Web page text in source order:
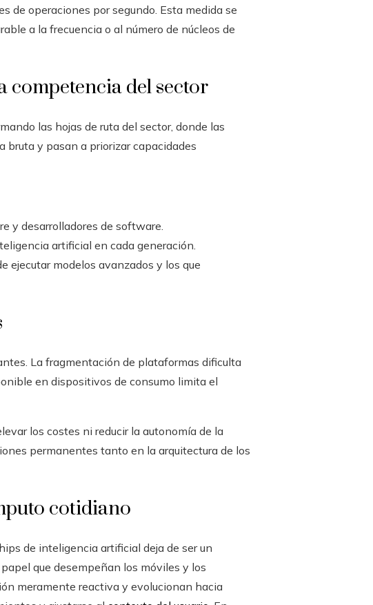
de operaciones por segundo. Esta medida se
a la frecuencia o al número de núcleos de
competencia del sector
las hojas de ruta del sector, donde las
bruta y pasan a priorizar capacidades
y desarrolladores de software.
artificial en cada generación.
ejecutar modelos avanzados y los que
La fragmentación de plataformas dificulta
en dispositivos de consumo limita el
los costes ni reducir la autonomía de la
permanentes tanto en la arquitectura de los
cotidiano
de inteligencia artificial deja de ser un
que desempeñan los móviles y los
meramente reactiva y evolucionan hacia